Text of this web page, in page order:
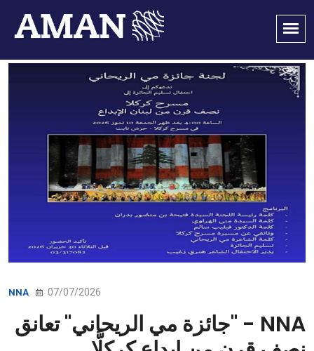
NNA 07/07/2026
NNA - "جائزة مي الريحاني" تعانق